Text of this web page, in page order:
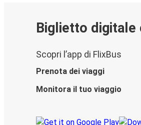
Biglietto digitale
Scopri l’app di FlixBus
Prenota dei viaggi
Monitora il tuo viaggio